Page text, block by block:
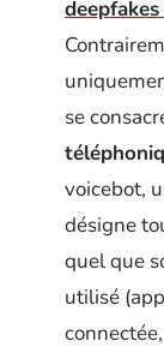
se
voicebot,
désigne
quel que
utilisé